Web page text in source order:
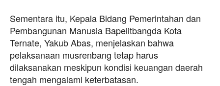
Sementara itu, Kepala Bidang Pemerintahan dan
Pembangunan Manusia Bapelitbangda Kota
Ternate, Yakub Abas, menjelaskan bahwa
pelaksanaan musrenbang tetap harus
dilaksanakan meskipun kondisi keuangan daerah
tengah mengalami keterbatasan.